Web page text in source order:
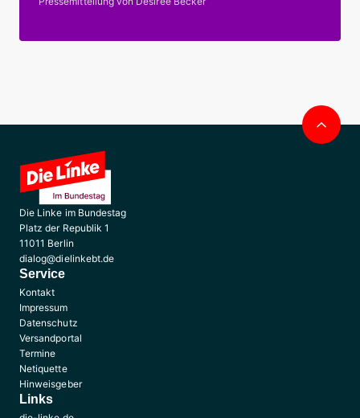
Die Linke im Bundestag
Platz der Republik 1
11011 Berlin
dialog@dielinkebt.de
Service
Kontakt
Impressum
Datenschutz
Versandportal
Termine
Netiquette
Hinweisgeber
Links